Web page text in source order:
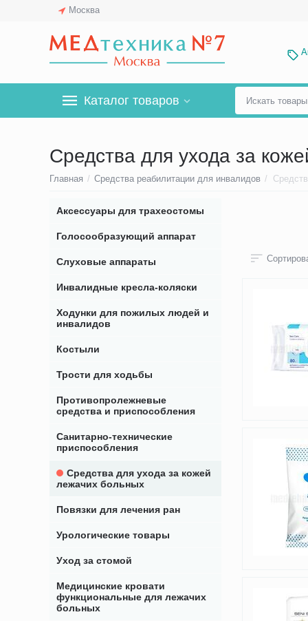
Москва
Каталог товаров
Средства для ухода за
Главная / Средства реабилитации для инвалидов /
Аксессуары для трахеостомы
Голосообразующий аппарат
Слуховые аппараты
Инвалидные кресла-коляски
Ходунки для пожилых людей и
инвалидов
Костыли
Трости для ходьбы
Противопролежневые
средства и приспособления
Санитарно-технические
приспособления
Средства для ухода за кожей
лежачих больных
Повязки для лечения ран
Урологические товары
Уход за стомой
Медицинские кровати
функциональные для лежачих
больных